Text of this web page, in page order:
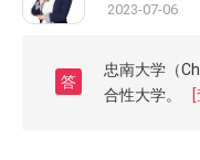
2023-07-06
答
忠南大学（
合性大学。